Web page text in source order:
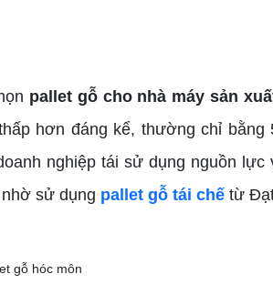
pallet gỗ cho nhà máy sản
hơn đáng kể, thường chỉ
nghiệp tái sử dụng nguồn
sử dụng pallet gỗ tái chế từ